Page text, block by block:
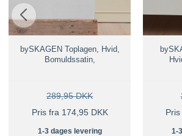
bySKAGEN Toplagen, Hvid,
Bomuldssatin,
289,95 DKK
Pris fra 174,95 DKK
1-3 dages levering 1-